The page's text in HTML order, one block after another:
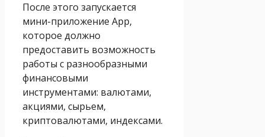
После этого запускается
мини-приложение App,
которое должно
предоставить возможность
работы с разнообразными
финансовыми
инструментами: валютами,
акциями, сырьем,
криптовалютами, индексами.